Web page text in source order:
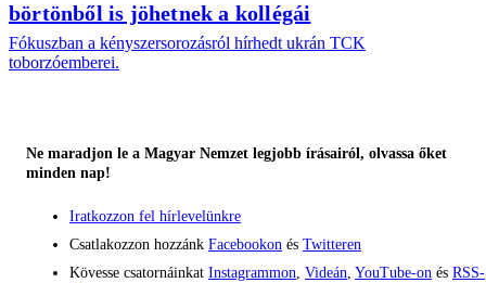
börtönből is jöhetnek a kollégái
Fókuszban a kényszersorozásról hírhedt ukrán TCK
toborzóemberei.
Ne maradjon le a Magyar Nemzet legjobb írásairól, olvassa őket
minden nap!
Iratkozzon fel hírlevelünkre
Csatlakozzon hozzánk Facebookon és Twitteren
Kövesse csatornáinkat Instagrammon, Videán, YouTube-on és RSS-